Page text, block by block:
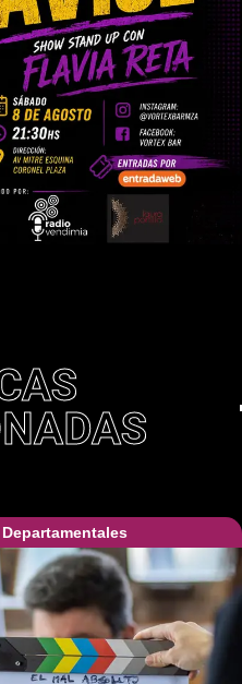
Departamentales